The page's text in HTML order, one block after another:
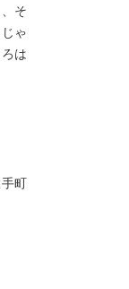
そ
ゃ
は
町